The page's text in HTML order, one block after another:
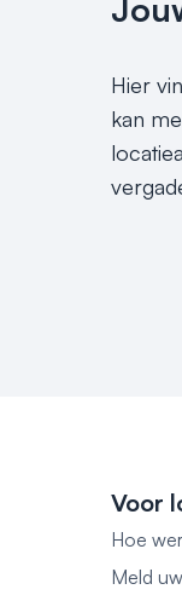
Hier
kan
Voor
Hoe
Meld